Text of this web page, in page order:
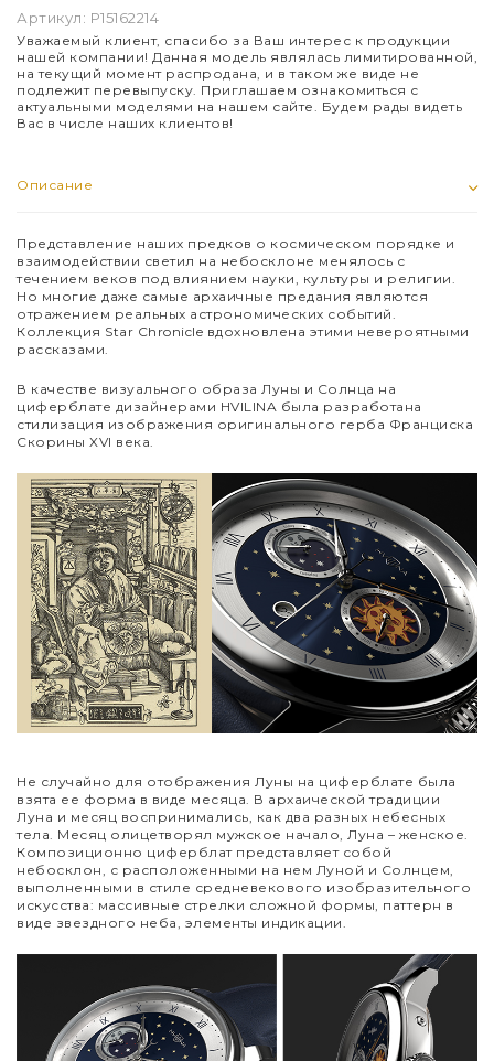
Артикул: P15162214
Уважаемый клиент, спасибо за Ваш интерес к продукции
нашей компании! Данная модель являлась лимитированной,
на текущий момент распродана, и в таком же виде не
подлежит перевыпуску. Приглашаем ознакомиться с
актуальными моделями на нашем сайте. Будем рады видеть
Вас в числе наших клиентов!
Описание
Представление наших предков о космическом порядке и
взаимодействии светил на небосклоне менялось с
течением веков под влиянием науки, культуры и религии.
Но многие даже самые архаичные предания являются
отражением реальных астрономических событий.
Коллекция Star Chronicle вдохновлена этими невероятными
рассказами.
В качестве визуального образа Луны и Солнца на
циферблате дизайнерами HVILINA была разработана
стилизация изображения оригинального герба Франциска
Скорины XVI века.
Не случайно для отображения Луны на циферблате была
взята ее форма в виде месяца. В архаической традиции
Луна и месяц воспринимались, как два разных небесных
тела. Месяц олицетворял мужское начало, Луна – женское.
Композиционно циферблат представляет собой
небосклон, с расположенными на нем Луной и Солнцем,
выполненными в стиле средневекового изобразительного
искусства: массивные стрелки сложной формы, паттерн в
виде звездного неба, элементы индикации.